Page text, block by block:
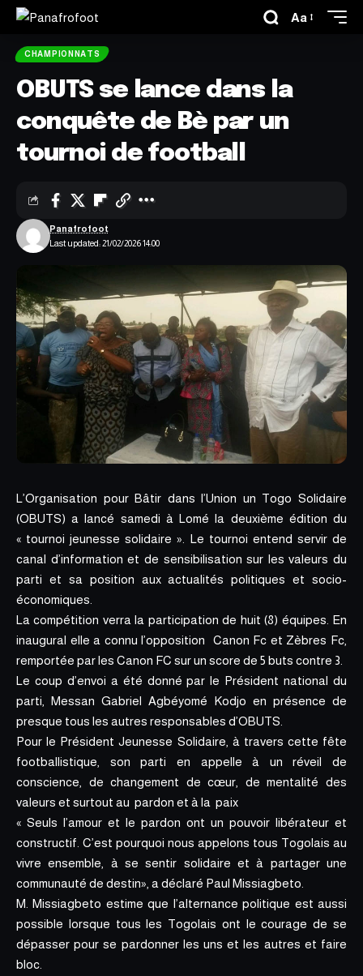
Aa
CHAMPIONNATS
OBUTS se lance dans la
conquête de Bè par un
tournoi de football
Last updated: 21/02/2026 14:00
Panafrofoot
L’Organisation pour Bâtir dans l’Union un Togo Solidaire
(OBUTS) a lancé samedi à Lomé la deuxième édition du
« tournoi jeunesse solidaire » . Le tournoi entend servir de
canal d’information et de sensibilisation sur les valeurs du
parti et sa position aux actualités politiques et socio-
économiques.
La compétition verra la participation de huit (8) équipes. En
inaugural elle a connu l’opposition Canon Fc et Zèbres Fc,
remportée par les Canon FC sur un score de 5 buts contre 3.
Le coup d’envoi a été donné par le Président national du
parti, Messan Gabriel Agbéyomé Kodjo en présence de
presque tous les autres responsables d’OBUTS.
Pour le Président Jeunesse Solidaire, à travers cette fête
footballistique, son parti en appelle à un réveil de
conscience, de changement de cœur, de mentalité des
valeurs et surtout au pardon et à la paix
« Seuls l’amour et le pardon ont un pouvoir libérateur et
constructif. C’est pourquoi nous appelons tous Togolais au
vivre ensemble, à se sentir solidaire et à partager une
communauté de destin», a déclaré Paul Missiagbeto.
M. Missiagbeto estime que l’alternance politique est aussi
possible lorsque tous les Togolais ont le courage de se
dépasser pour se pardonner les uns et les autres et faire
bloc.